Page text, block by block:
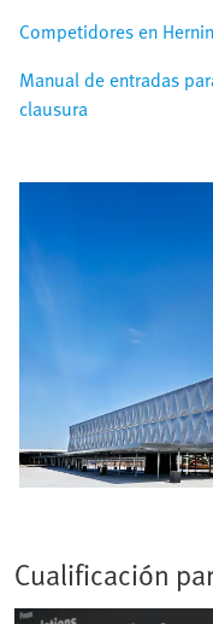
Competidores en
Manual de entradas
clausura
Cualificación